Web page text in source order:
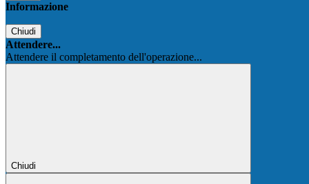
Informazione
Chiudi
Attendere...
Attendere il completamento dell'operazione...
Chiudi